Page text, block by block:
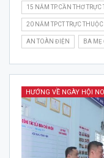
15 NĂM TP.CẦN THƠ TRỰC
20 NĂM TPCT TRỰC THUỘC
AN TOÀN ĐIỆN BA MẸ